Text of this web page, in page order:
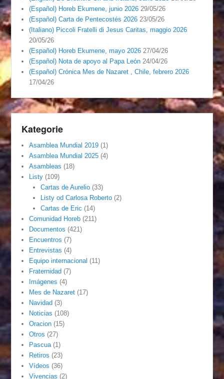
(Español) Horeb Ekumene, junio 2026 29/05/26
(Español) Carta de Pentecostés 2026 23/05/26
(Italiano) Piccoli Fratelli di Jesus Caritas, maggio 2026
20/05/26
(Español) Horeb Ekumene, mayo 2026 27/04/26
(Español) Nota de apoyo al Papa León 24/04/26
(Español) Crónica Mes de Nazaret , Chile, febrero 2026
17/04/26
Kategorie
Asamblea Mundial 2019 (1)
Asamblea Mundial 2025 (4)
Asambleas (18)
Listy (109)
Cartas de Aurelio(33)
Listy od Carlosa Roberto(2)
Cartas de Eric (14)
Comunidad Horeb (211)
Documentos (421)
Encuentros (7)
Entrevistas (4)
Equipo internacional (11)
Fraternidad (7)
Imágenes (4)
Mes de Nazaret (17)
Navidad (3)
Noticias (108)
Oracion (15)
Otros (27)
Pascua (1)
Retiros (23)
Vídeos (36)
Vivencias (2)